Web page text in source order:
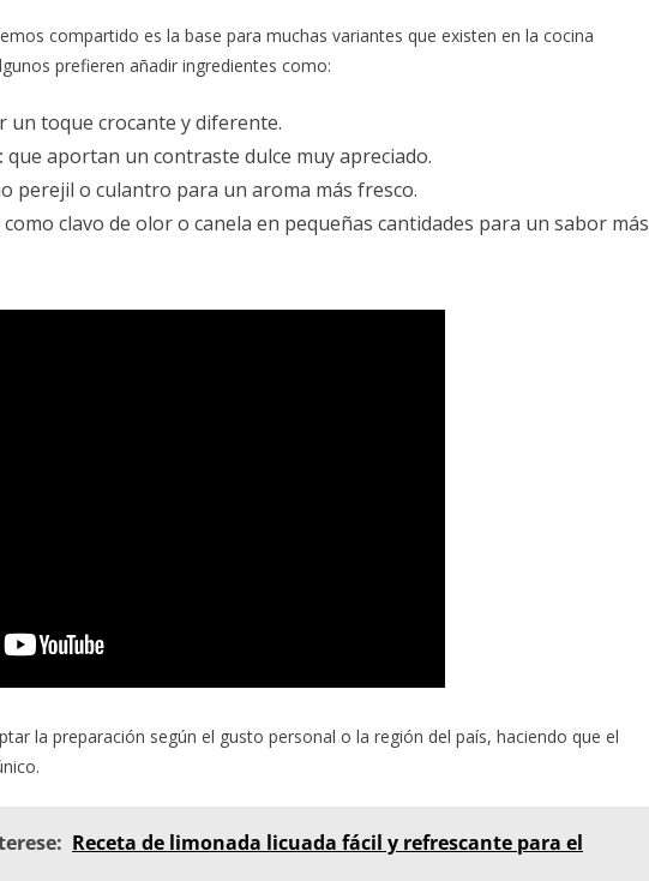
compartido es la base para muchas variantes que existen en la cocina
prefieren añadir ingredientes como:
un toque crocante y diferente.
que aportan un contraste dulce muy apreciado.
perejil o culantro para un aroma más fresco.
como clavo de olor o canela en pequeñas cantidades para un sabor más
la preparación según el gusto personal o la región del país, haciendo que el
Receta de limonada licuada fácil y refrescante para el